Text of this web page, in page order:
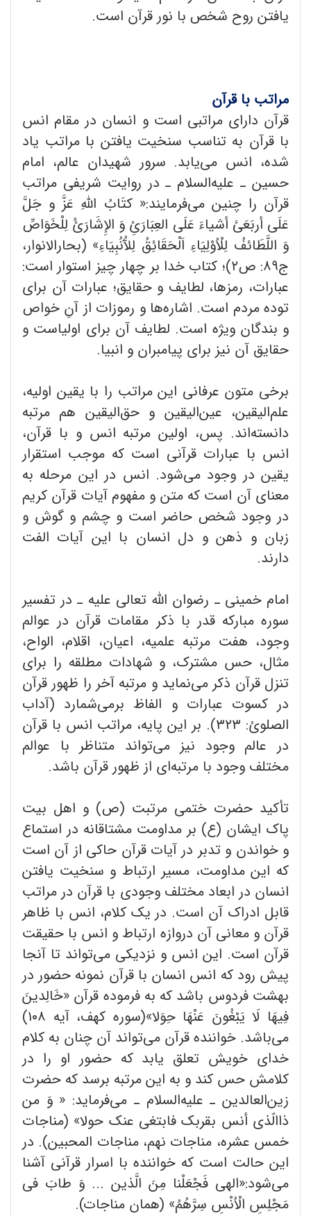
یافتن روح شخص با نور قرآن است.
مراتب با قرآن
قرآن دارای مراتبی است و انسان در مقام انس
با قرآن به تناسب سنخیت یافتن با مراتب یاد
شده، انس می‌یابد. سرور شهیدان عالم، امام
حسین ـ علیه‌السلام ـ در روایت شریفی مراتب
قرآن را چنین می‌فرمایند:« کتَابُ اللهِ عَزَّ و جَلَّ
عَلَی أربَعَئ أشیاءَ عَلَی العِبَارَئِ وَ الإِشَارَئُ لِلْخَوَاصِّ
وَ اللَّطَائفُ لِلْاُوْلِیَاءِ اَلْحَقَائِقُ لِلآُنُبِیَاءِ» (بحارالانوار،
ج۸۹: ص۲)؛ کتاب خدا بر چهار چیز استوار است:
عبارات، رمزها، لطایف و حقایق؛ عبارات آن برای
توده مردم است. اشاره‌ها و رموزات از آنِ خواص
و بندگان ویژه است. لطایف آن برای اولیاست و
حقایق آن نیز برای پیامبران و انبیا.
برخی متون عرفانی این مراتب را با یقین اولیه،
علم‌الیقین، عین‌الیقین و حق‌الیقین هم مرتبه
دانسته‌اند. پس، اولین مرتبه انس و با قرآن،
انس با عبارات قرآنی است که موجب استقرار
یقین در وجود می‌شود. انس در این مرحله به
معنای آن است که متن و مفهوم آیات قرآن کریم
در وجود شخص حاضر است و چشم و گوش و
زبان و ذهن و دل انسان با این آیات الفت
دارند.
امام خمینی ـ رضوان الله تعالی علیه ـ در تفسیر
سوره مبارکه قدر با ذکر مقامات قرآن در عوالم
وجود، هفت مرتبه علمیه، اعیان، اقلام، الواح،
مثال، حس مشترک، و شهادات مطلقه را برای
تنزل قرآن ذکر می‌نماید و مرتبه آخر را ظهور قرآن
در کسوت عبارات و الفاظ برمی‌شمارد (آداب
الصلوئ: ۳۲۳). بر این پایه، مراتب انس با قرآن
در عالم وجود نیز می‌تواند متناظر با عوالم
مختلف وجود با مرتبه‌ای از ظهور قرآن باشد.
تأکید حضرت ختمی مرتبت (ص) و اهل بیت
پاک ایشان (ع) بر مداومت مشتاقانه در استماع
و خواندن و تدبر در آیات قرآن حاکی از آن است
که این مداومت، مسیر ارتباط و سنخیت یافتن
انسان در ابعاد مختلف وجودی با قرآن در مراتب
قابل ادراک آن است. در یک کلام، انس با ظاهر
قرآن و معانی آن دروازه ارتباط و انس با حقیقت
قرآن است. این انس و نزدیکی می‌تواند تا آنجا
پیش رود که انس انسان با قرآن نمونه حضور در
بهشت فردوس باشد که به فرموده قرآن «خَالِدینَ
فِیهَا لَا یَبْغُونَ عَنْهَا حِوَلا»(سوره کهف، آیه ۱۰۸)
می‌باشد. خواننده قرآن می‌تواند آن چنان به کلام
خدای خویش تعلق یابد که حضور او را در
کلامش حس کند و به این مرتبه برسد که حضرت
زین‌العالدین ـ علیه‌السلام ـ می‌فرماید: « وَ من
ذاالّذی أنس بقربک فابتغی عنک حولا» (مناجات
خمس عشره، مناجات نهم، مناجات المحبین). در
این حالت است که خواننده با اسرار قرآنی آشنا
می‌شود:«الهی فَجْعَلْنا مِنَ الَّذین ... وَ طابَ فی
مَجْلِسِ الْاُنْسِ سِرَّهُمُ» (همان مناجات).